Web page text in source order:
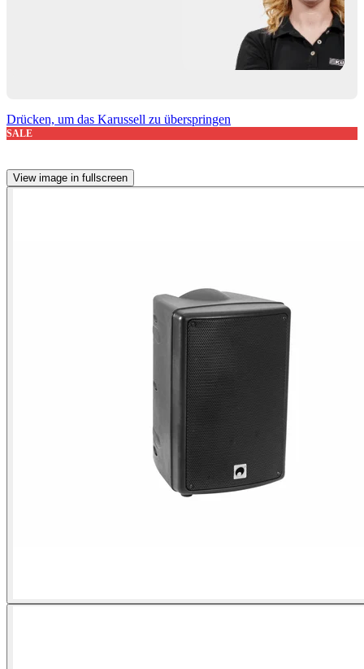
Drücken, um das Karussell zu überspringen
SALE
View image in fullscreen